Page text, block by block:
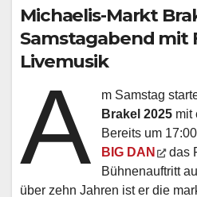
Michaelis-Markt
Samstagabend mit
Livemusik
A m Samstag
Brakel 2025 mit
Bereits um
BIG DAN
das
Bühnenauftritt
über zehn Jahren ist er die